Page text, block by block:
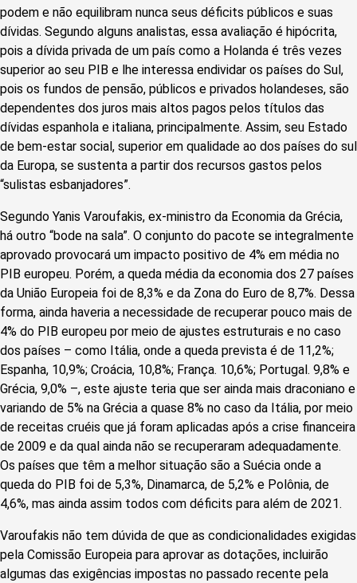
podem e não equilibram nunca seus déficits públicos e suas
dívidas. Segundo alguns analistas, essa avaliação é hipócrita,
pois a dívida privada de um país como a Holanda é três vezes
superior ao seu PIB e lhe interessa endividar os países do Sul,
pois os fundos de pensão, públicos e privados holandeses, são
dependentes dos juros mais altos pagos pelos títulos das
dívidas espanhola e italiana, principalmente. Assim, seu Estado
de bem-estar social, superior em qualidade ao dos países do sul
da Europa, se sustenta a partir dos recursos gastos pelos
“sulistas esbanjadores”.
Segundo Yanis Varoufakis, ex-ministro da Economia da Grécia,
há outro “bode na sala”. O conjunto do pacote se integralmente
aprovado provocará um impacto positivo de 4% em média no
PIB europeu. Porém, a queda média da economia dos 27 países
da União Europeia foi de 8,3% e da Zona do Euro de 8,7%. Dessa
forma, ainda haveria a necessidade de recuperar pouco mais de
4% do PIB europeu por meio de ajustes estruturais e no caso
dos países – como Itália, onde a queda prevista é de 11,2%;
Espanha, 10,9%; Croácia, 10,8%; França. 10,6%; Portugal. 9,8% e
Grécia, 9,0% –, este ajuste teria que ser ainda mais draconiano e
variando de 5% na Grécia a quase 8% no caso da Itália, por meio
de receitas cruéis que já foram aplicadas após a crise financeira
de 2009 e da qual ainda não se recuperaram adequadamente.
Os países que têm a melhor situação são a Suécia onde a
queda do PIB foi de 5,3%, Dinamarca, de 5,2% e Polônia, de
4,6%, mas ainda assim todos com déficits para além de 2021.
Varoufakis não tem dúvida de que as condicionalidades exigidas
pela Comissão Europeia para aprovar as dotações, incluirão
algumas das exigências impostas no passado recente pela